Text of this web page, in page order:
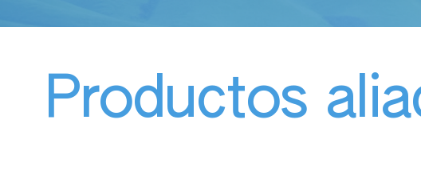
Productos